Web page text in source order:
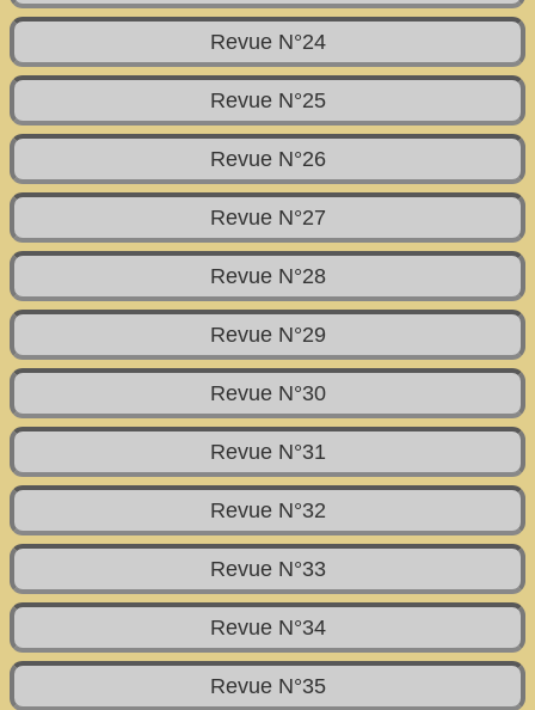
Revue N°24
Revue N°25
Revue N°26
Revue N°27
Revue N°28
Revue N°29
Revue N°30
Revue N°31
Revue N°32
Revue N°33
Revue N°34
Revue N°35